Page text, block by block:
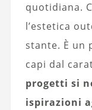
quotidiana.
l’estetica
stante. È un
capi dal
progetti si
ispirazioni